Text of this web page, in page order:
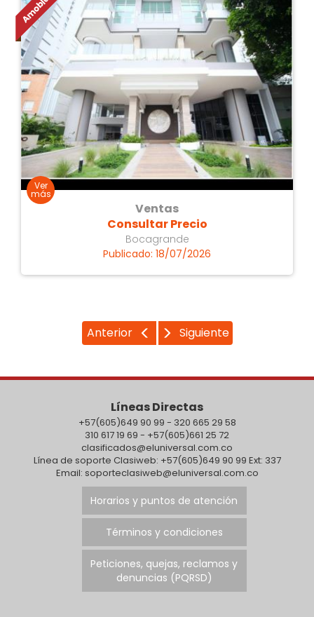
Ventas
Consultar Precio
Bocagrande
Publicado: 18/07/2026
Anterior Siguiente
Líneas Directas
+57(605)649 90 99 - 320 665 29 58
310 617 19 69 - +57(605)661 25 72
clasificados@eluniversal.com.co
Línea de soporte Clasiweb: +57(605)649 90 99 Ext: 337
Email: soporteclasiweb@eluniversal.com.co
Horarios y puntos de atención
Términos y condiciones
Peticiones, quejas, reclamos y
denuncias (PQRSD)